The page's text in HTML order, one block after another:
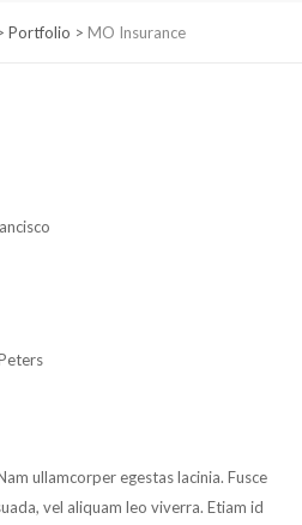
Portfolio > MO Insurance
ullamcorper egestas lacinia. Fusce
vel aliquam leo viverra. Etiam id